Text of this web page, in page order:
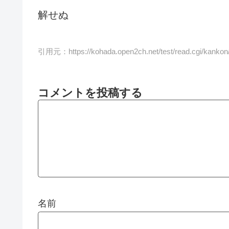
解せぬ
引用元： https://kohada.open2ch.net/test/read.cgi/
コメントを投稿する
名前